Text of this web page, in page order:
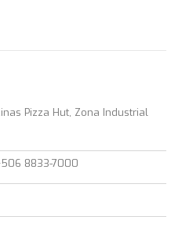
Pizza Hut, Zona Industrial
8833-7000